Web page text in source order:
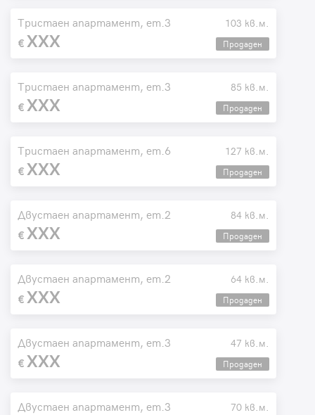
Тристаен апартамент, ет.3 103 кв.м.
XXX Продаден
Тристаен апартамент, ет.3 85 кв.м.
XXX Продаден
Тристаен апартамент, ет.6 127 кв.м.
XXX Продаден
Двустаен апартамент, ет.2 84 кв.м.
XXX Продаден
Двустаен апартамент, ет.2 64 кв.м.
XXX Продаден
Двустаен апартамент, ет.3 47 кв.м.
XXX Продаден
Двустаен апартамент, ет.3 70 кв.м.